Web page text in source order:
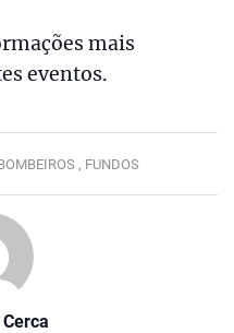
mais
eventos.
, FUNDOS